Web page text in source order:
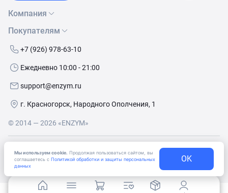
Мы используем cookie. Продолжая пользоваться сайтом, вы
соглашаетесь с Политикой обработки и защиты персональных
данных
OK
Компания
О нас
Бренды
Покупателям
Как сделать заказ
Условия доставки
+7 (926) 978-63-10
Ежедневно 10:00 - 21:00
support@enzym.ru
г. Красногорск, Народного Ополчения, 1
© 2014 — 2026 «ENZYM»
на получение рекламно-информационных
материалов